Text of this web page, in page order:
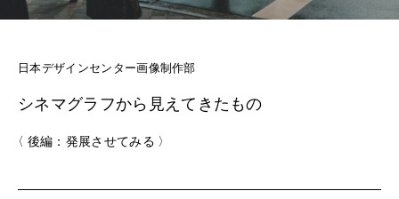
日本デザインセンター画像制作部
シネマグラフから見えてきたもの
〈 後編：発展させてみる 〉